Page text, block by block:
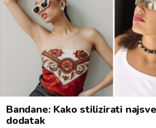
Bandane: Kako stilizirati
dodatak